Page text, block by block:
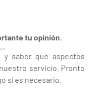
tu opinión.
saber que aspectos
servicio. Pronto
si es necesario.